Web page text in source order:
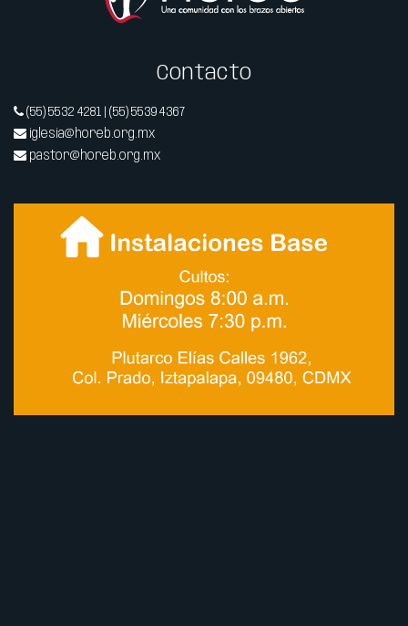
Contacto
(55) 5532 4281 | (55) 5539 4367
iglesia@horeb.org.mx
pastor@horeb.org.mx